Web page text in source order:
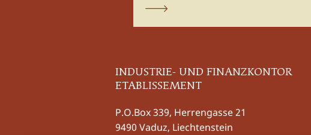
INDUSTRIE- UND FINANZKONTOR
ETABLISSEMENT
P.O.Box 339, Herrengasse 21
9490 Vaduz, Liechtenstein